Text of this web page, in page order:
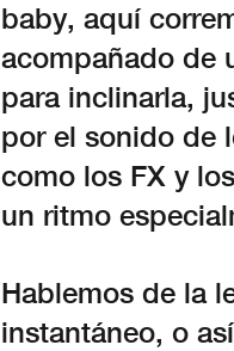
baby, aquí
acompañado de
para inclinarla,
por el sonido de
como los FX y
un ritmo
Hablemos de la
instantáneo, o